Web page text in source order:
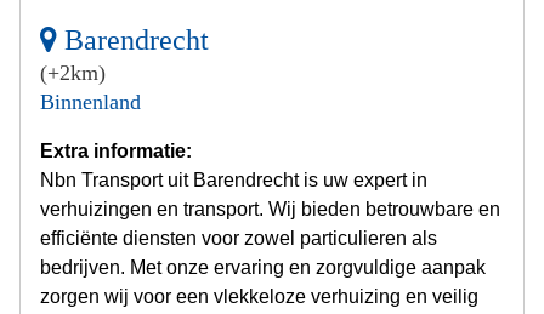
Barendrecht
(+2km)
Binnenland
Extra informatie:
Nbn Transport uit Barendrecht is uw expert in
verhuizingen en transport. Wij bieden betrouwbare en
efficiënte diensten voor zowel particulieren als
bedrijven. Met onze ervaring en zorgvuldige aanpak
zorgen wij voor een vlekkeloze verhuizing en veilig